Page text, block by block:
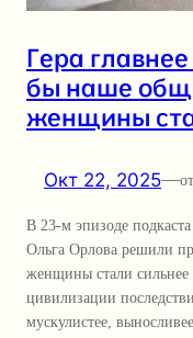
Гера
бы наше
женщины
Окт 22, 2025—
В 23-м эпизоде
Ольга Орлова решили
женщины стали
цивилизации
мускулистее,